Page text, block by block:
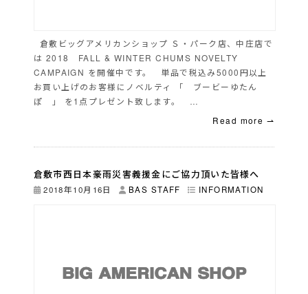
倉敷ビッグアメリカンショップ Ｓ・パーク店、中庄店で
は 2018 FALL & WINTER CHUMS NOVELTY
CAMPAIGN を開催中です。 単品で税込み5000円以上
お買い上げのお客様にノベルティ 「 ブービーゆたん
ぽ 」 を1点プレゼント致します。 …
Read more ⇀
倉敷市西日本豪雨災害義援金にご協力頂いた皆様へ
2018年10月16日 BAS STAFF INFORMATION